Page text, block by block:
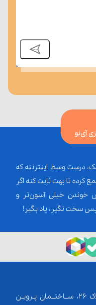
آی‌نو
درست وسط اینترنته که
کرده تا بهت ثابت کنه اگر
خوندن خیلی آسون‌تر و
سخت نگیر، یاد بگیر!
تهران، میدان عطار، خیابان عطار، پلاک 26، ســاختــمان پـرویـن